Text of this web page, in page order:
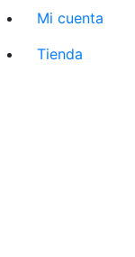
Mi cuenta
Tienda